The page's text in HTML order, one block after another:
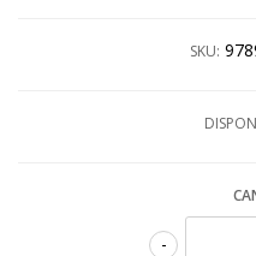
SKU:
-